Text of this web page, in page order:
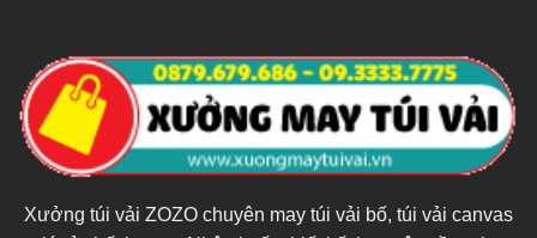
Xưởng túi vải ZOZO chuyên may túi vải bố, túi vải canvas